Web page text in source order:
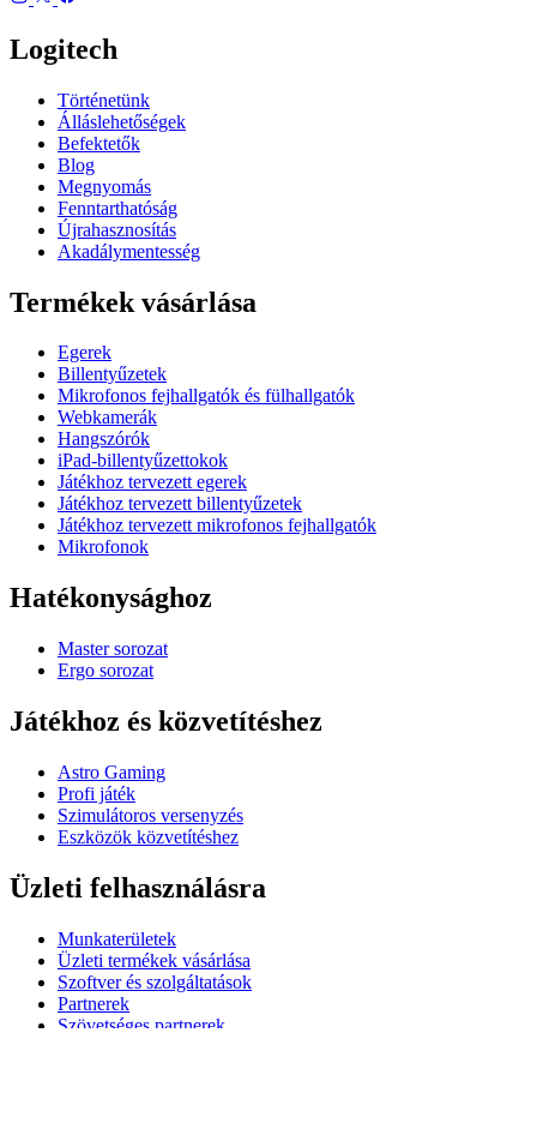
Logitech
Történetünk
Álláslehetőségek
Befektetők
Blog
Megnyomás
Fenntarthatóság
Újrahasznosítás
Akadálymentesség
Termékek vásárlása
Egerek
Billentyűzetek
Mikrofonos fejhallgatók és fülhallgatók
Webkamerák
Hangszórók
iPad-billentyűzettokok
Játékhoz tervezett egerek
Játékhoz tervezett billentyűzetek
Játékhoz tervezett mikrofonos fejhallgatók
Mikrofonok
Hatékonysághoz
Master sorozat
Ergo sorozat
Játékhoz és közvetítéshez
Astro Gaming
Profi játék
Szimulátoros versenyzés
Eszközök közvetítéshez
Üzleti felhasználásra
Munkaterületek
Üzleti termékek vásárlása
Szoftver és szolgáltatások
Partnerek
Szövetséges partnerek